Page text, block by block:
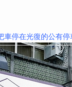
停在光復的公有